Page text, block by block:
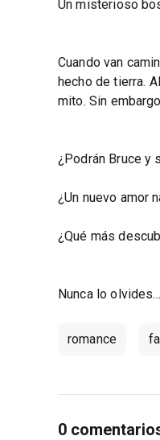
Un misterioso
Cuando van
hecho de tierra.
mito. Sin
¿Podrán Bruce y
¿Un nuevo amor
¿Qué más
Nunca lo
romance
0